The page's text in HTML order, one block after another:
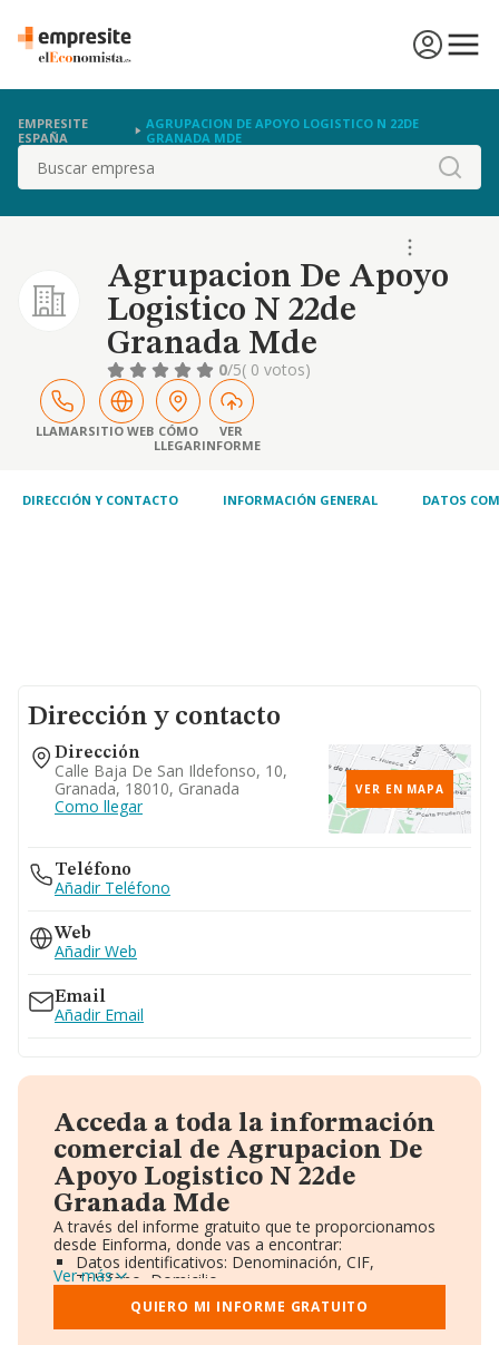
EMPRESITE
ESPAÑA
AGRUPACION DE APOYO LOGISTICO N 22DE
GRANADA MDE
Buscar
Agrupacion De Apoyo
Logistico N 22de
Granada Mde
0/5( 0 votos)
LLAMARSITIO WEB CÓMO
LLEGAR
VER
INFORME
DIRECCIÓN Y CONTACTO INFORMACIÓN GENERAL DATOS
Dirección y contacto
Dirección
Calle Baja De San Ildefonso, 10,
Granada, 18010, Granada
Como llegar
VER EN MAPA
Teléfono
Añadir Teléfono
Web
Añadir Web
Email
Añadir Email
Acceda a toda la información
comercial de Agrupacion De
Apoyo Logistico N 22de
Granada Mde
A través del informe gratuito que te proporcionamos
desde Einforma, donde vas a encontrar:
Datos identificativos: Denominación, CIF,
Teléfono, Domicilio.
Informe Mercantil Completo (BORME).
Gráficos de Evolución Ventas y Empleados.
Consejo de Administración y Administradores.
Ver más
QUIERO MI INFORME GRATUITO